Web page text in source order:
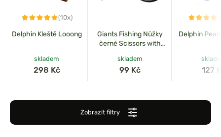
(10x)
Delphin Kleště Looong
skladem
298 Kč
Giants Fishing Nůžky
černé Scissors with
skladem
99 Kč
Delphin
127
Zobrazit filtry